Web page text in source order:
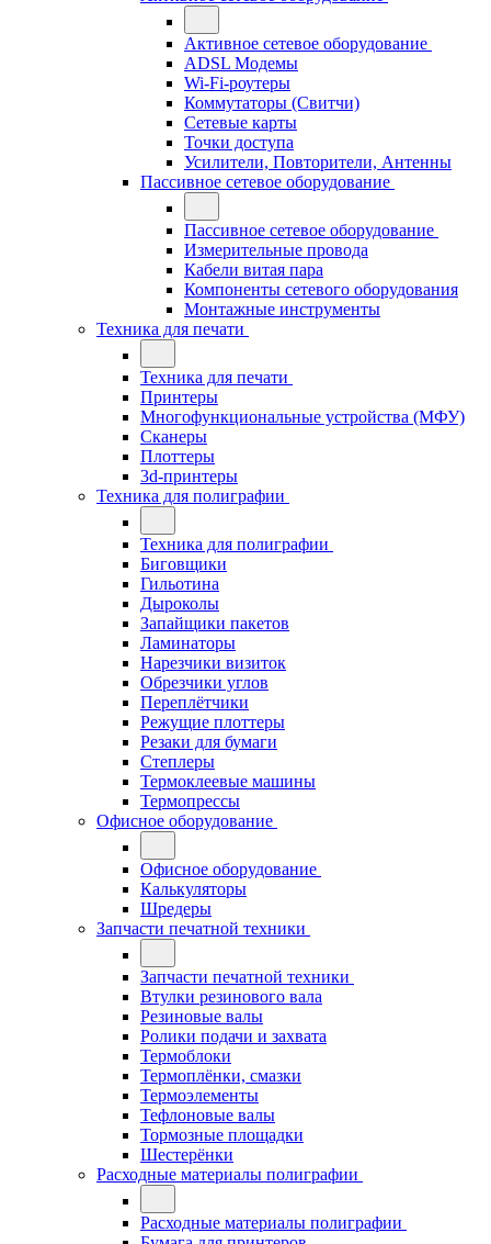
Активное сетевое оборудование
ADSL Модемы
Wi-Fi-роутеры
Коммутаторы (Свитчи)
Сетевые карты
Точки доступа
Усилители, Повторители, Антенны
Пассивное сетевое оборудование
Пассивное сетевое оборудование
Измерительные провода
Кабели витая пара
Компоненты сетевого оборудования
Монтажные инструменты
Техника для печати
Техника для печати
Принтеры
Многофункциональные устройства (МФУ)
Сканеры
Плоттеры
3d-принтеры
Техника для полиграфии
Техника для полиграфии
Биговщики
Гильотина
Дыроколы
Запайщики пакетов
Ламинаторы
Нарезчики визиток
Обрезчики углов
Переплётчики
Режущие плоттеры
Резаки для бумаги
Степлеры
Термоклеевые машины
Термопрессы
Офисное оборудование
Офисное оборудование
Калькуляторы
Шредеры
Запчасти печатной техники
Запчасти печатной техники
Втулки резинового вала
Резиновые валы
Ролики подачи и захвата
Термоблоки
Термоплёнки, смазки
Термоэлементы
Тефлоновые валы
Тормозные площадки
Шестерёнки
Расходные материалы полиграфии
Расходные материалы полиграфии